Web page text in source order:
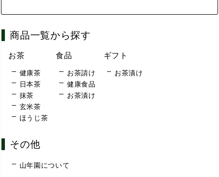
商品一覧から探す
お茶
健康茶
日本茶
抹茶
玄米茶
ほうじ茶
食品
お茶請け
健康食品
お茶漬け
ギフト
お茶漬け
その他
山年園について